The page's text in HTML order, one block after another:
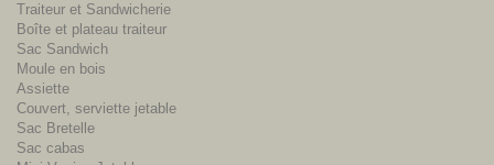
Traiteur et Sandwicherie
Boîte et plateau traiteur
Sac Sandwich
Moule en bois
Assiette
Couvert, serviette jetable
Sac Bretelle
Sac cabas